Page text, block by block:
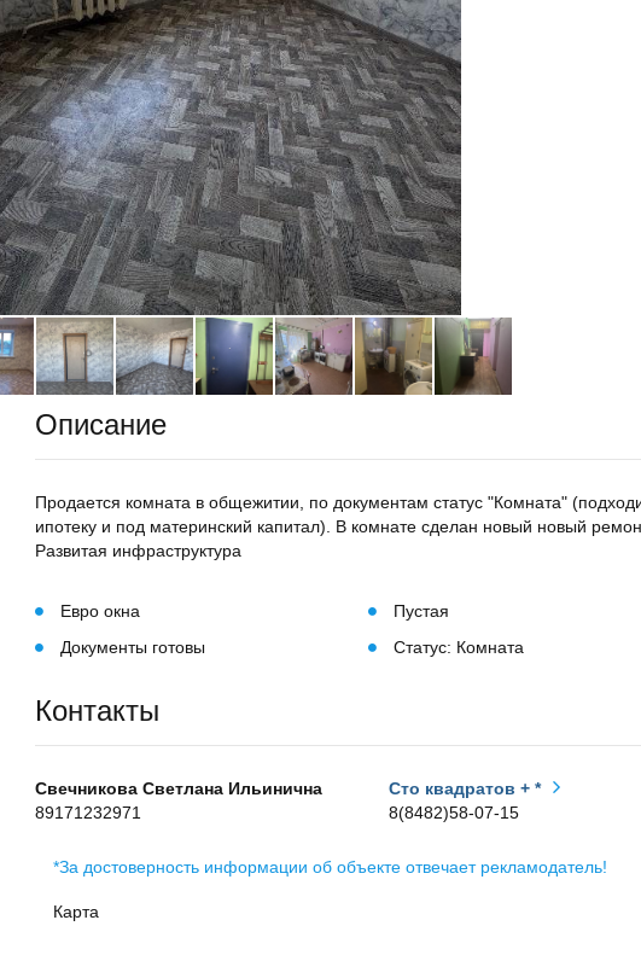
Описание
Продается комната в общежитии, по документам статус "Комната"
ипотеку и под материнский капитал). В комнате сделан новый новый
Развитая инфраструктура
Евро окна
Пустая
Документы готовы
Статус: Комната
Контакты
Свечникова Светлана Ильинична
89171232971
Сто квадратов + *
8(8482)58-07-15
*За достоверность информации об объекте отвечает рекламодатель!
Карта